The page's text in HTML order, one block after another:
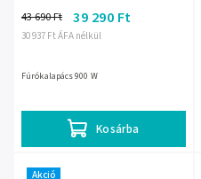
30 937 Ft ÁFA nélkül
43 690 Ft 39 290 Ft
Kosárba
Fúrókalapács 900 W
Akció